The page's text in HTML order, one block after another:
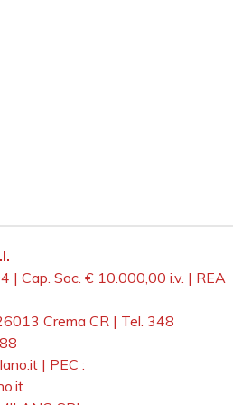
| Cap. Soc. € 10.000,00 i.v. | REA
Crema CR | Tel. 348
| PEC :